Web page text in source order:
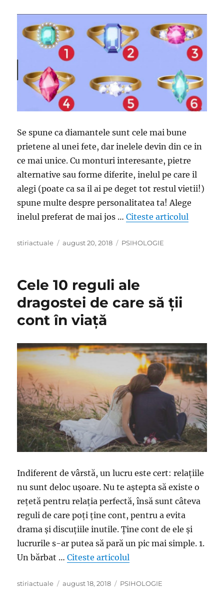
Se spune ca diamantele sunt cele mai bune
prietene al unei fete, dar inelele devin din ce in
ce mai unice. Cu monturi interesante, pietre
alternative sau forme diferite, inelul pe care il
alegi (poate ca sa il ai pe deget tot restul vietii!)
spune multe despre personalitatea ta! Alege
inelul preferat de mai jos …Citeste articolul
Author
stiriactuale
Posted
august 20, 2018 Categories
PSIHOLOGIE
Cele 10 reguli ale
dragostei de care să ții
cont în viață
Indiferent de vârstă, un lucru este cert: relațiile
nu sunt deloc ușoare. Nu te aștepta să existe o
rețetă pentru relația perfectă, însă sunt câteva
reguli de care poți ține cont, pentru a evita
drama și discuțiile inutile. Ține cont de ele și
lucrurile s-ar putea să pară un pic mai simple. 1.
Un bărbat …Citeste articolul
Author
stiriactuale
Posted
august 18, 2018 Categories
PSIHOLOGIE